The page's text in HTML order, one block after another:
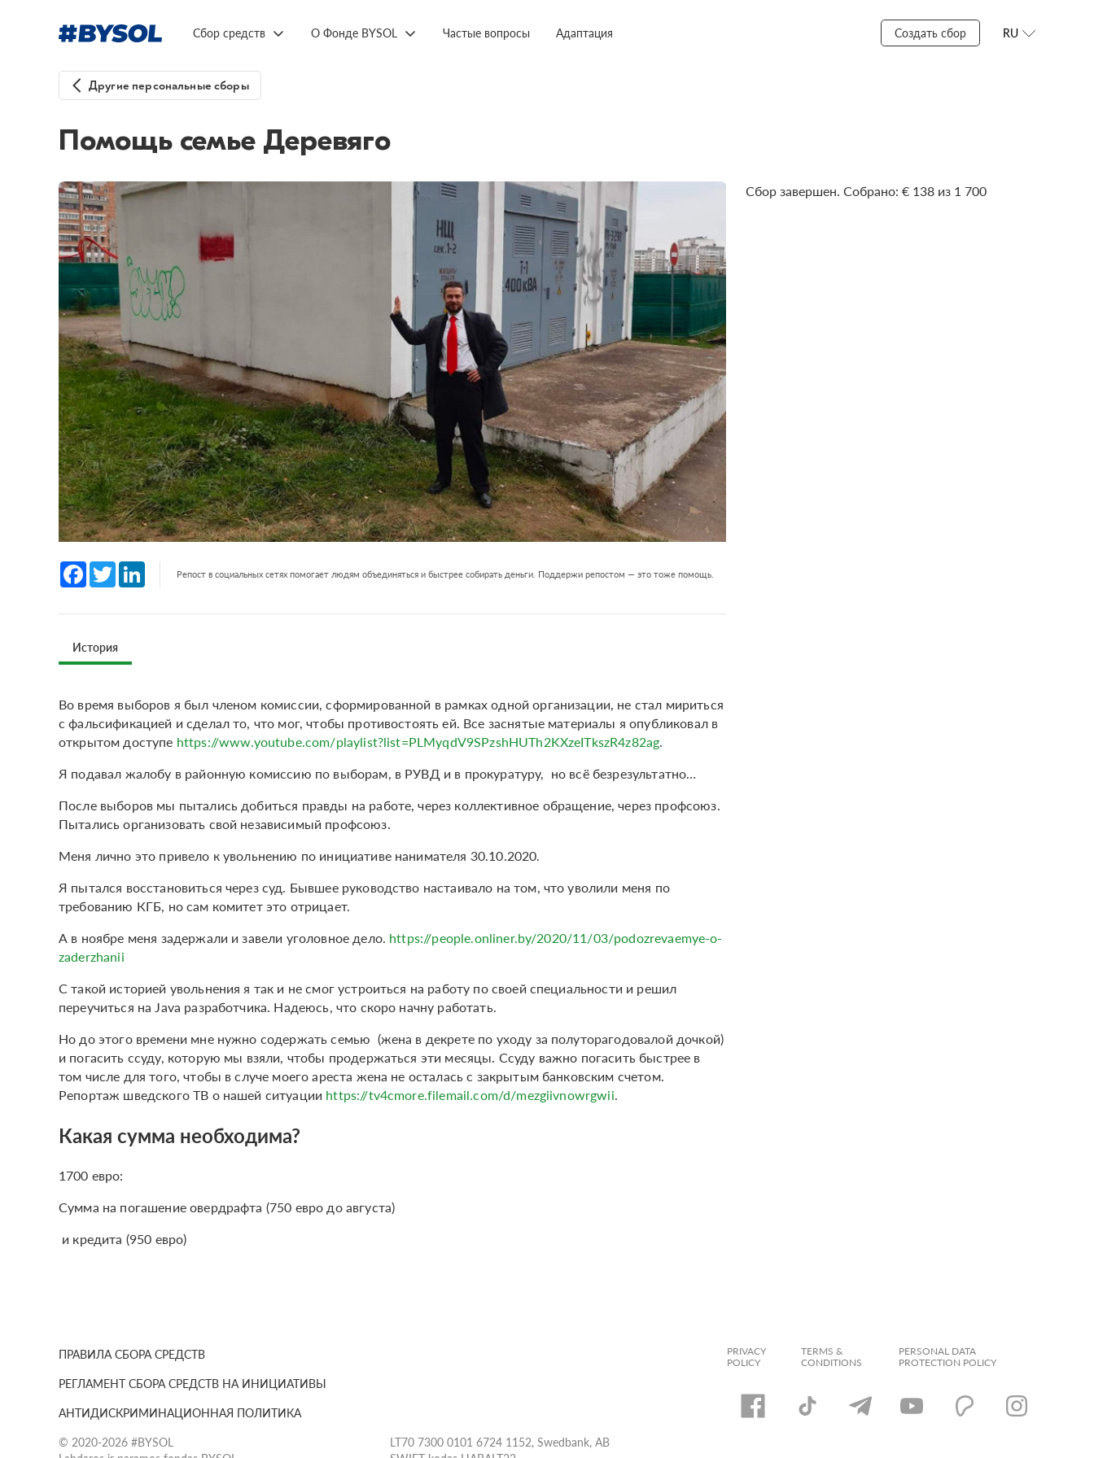
Сбор средств О Фонде BYSOL Частые вопросы Адаптация Создать сбор RU
Другие персональные сборы
Помощь семье Деревяго
Facebook
Twitter LinkedInРепост в социальных сетях помогает людям объединяться и быстрее собирать деньги. Поддержи репостом — это тоже помощь.
История
Во время выборов я был членом комиссии, сформированной в рамках одной организации, не стал мириться
с фальсификацией и сделал то, что мог, чтобы противостоять ей. Все заснятые материалы я опубликовал в
открытом доступе https://www.youtube.com/playlist?list=PLMyqdV9SPzshHUTh2KXzeITkszR4z82ag.
Я подавал жалобу в районную комиссию по выборам, в РУВД и в прокуратуру, но всё безрезультатно…
После выборов мы пытались добиться правды на работе, через коллективное обращение, через профсоюз.
Пытались организовать свой независимый профсоюз.
Меня лично это привело к увольнению по инициативе нанимателя 30.10.2020.
Я пытался восстановиться через суд. Бывшее руководство настаивало на том, что уволили меня по
требованию КГБ, но сам комитет это отрицает.
А в ноябре меня задержали и завели уголовное дело. https://people.onliner.by/2020/11/03/podozrevaemye-o-
zaderzhanii
С такой историей увольнения я так и не смог устроиться на работу по своей специальности и решил
переучиться на Java разработчика. Надеюсь, что скоро начну работать.
Но до этого времени мне нужно содержать семью (жена в декрете по уходу за полуторагодовалой дочкой)
и погасить ссуду, которую мы взяли, чтобы продержаться эти месяцы. Ссуду важно погасить быстрее в
том числе для того, чтобы в случе моего ареста жена не осталась с закрытым банковским счетом.
Репортаж шведского ТВ о нашей ситуации https://tv4cmore.filemail.com/d/mezgiivnowrgwii.
Какая сумма необходима?
1700 евро:
Сумма на погашение овердрафта (750 евро до августа)
и кредита (950 евро)
Сбор завершен. Собрано: € 138 из 1 700
ПРАВИЛА СБОРА СРЕДСТВ
РЕГЛАМЕНТ СБОРА СРЕДСТВ НА ИНИЦИАТИВЫ
АНТИДИСКРИМИНАЦИОННАЯ ПОЛИТИКА
© 2020-2026 #BYSOL
LT70 7300 0101 6724 1152, Swedbank, AB
PRIVACY
POLICY
TERMS &
CONDITIONS
PERSONAL DATA
PROTECTION POLICY